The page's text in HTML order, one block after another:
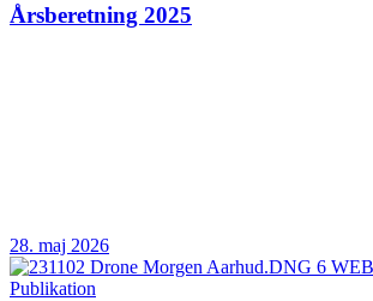
Årsberetning 2025
28. maj 2026
Publikation